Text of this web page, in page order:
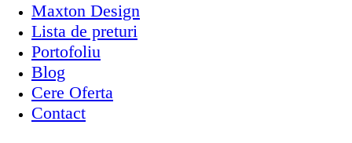
Maxton Design
Lista de preturi
Portofoliu
Blog
Cere Oferta
Contact